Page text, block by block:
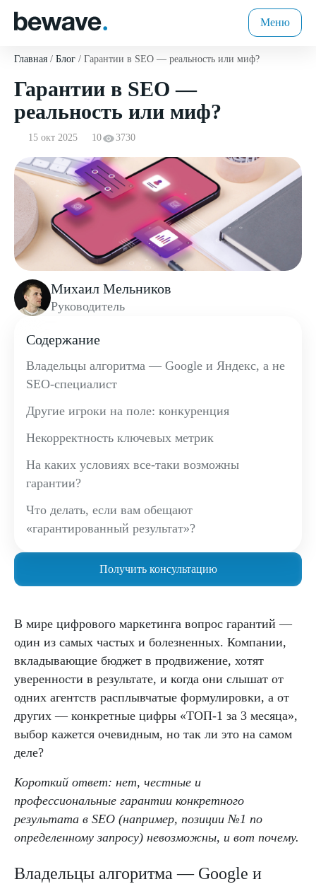
Меню
Главная Блог Гарантии в SEO — реальность или миф?
Гарантии в SEO —
реальность или миф?
15 окт 2025 10 3730
В мире цифрового маркетинга вопрос гарантий —
один из самых частых и болезненных. Компании,
вкладывающие бюджет в продвижение, хотят
уверенности в результате, и когда они слышат от
одних агентств расплывчатые формулировки, а от
других — конкретные цифры «ТОП-1 за 3 месяца»,
выбор кажется очевидным, но так ли это на самом
деле?
Короткий ответ: нет, честные и
профессиональные гарантии конкретного
результата в SEO (например, позиции №1 по
определенному запросу) невозможны, и вот почему.
Владельцы алгоритма — Google и
Михаил Мельников
Руководитель
Содержание
Владельцы алгоритма — Google и Яндекс, а не
SEO-специалист
Другие игроки на поле: конкуренция
Некорректность ключевых метрик
На каких условиях все-таки возможны
гарантии?
Что делать, если вам обещают
«гарантированный результат»?
Получить консультацию